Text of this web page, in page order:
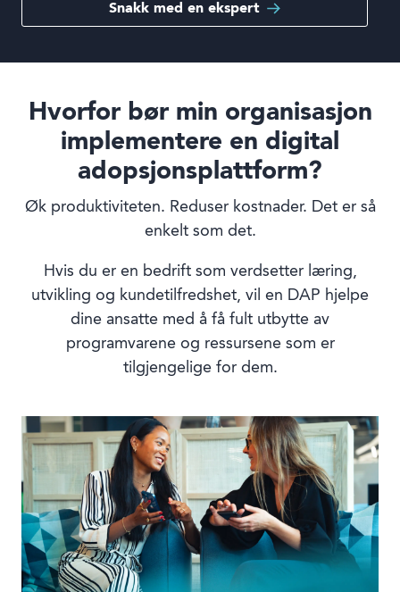
Snakk med en ekspert
Hvorfor bør min organisasjon
implementere en digital
adopsjonsplattform?
Øk produktiviteten. Reduser kostnader. Det er så
enkelt som det.
Hvis du er en bedrift som verdsetter læring,
utvikling og kundetilfredshet, vil en DAP hjelpe
dine ansatte med å få fult utbytte av
programvarene og ressursene som er
tilgjengelige for dem.